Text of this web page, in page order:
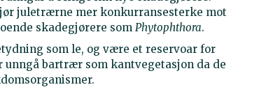
juletrærne mer konkurransesterke mot
skadegjørere somPhytophthora.
som le, og være et reservoar for
bartrær som kantvegetasjon da de